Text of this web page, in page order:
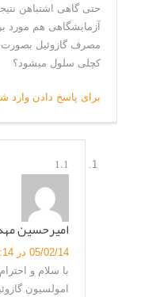
حتی گاهی اشتباهن
آزمایشگاهی هم مورد
مصرف گازوئیل بصورت
کچلی سلول میشود؟
برای پاسخ دادن وارد
1.1
امیرحسین
05/02/14 در 08:14
با سلام و
امولسیون